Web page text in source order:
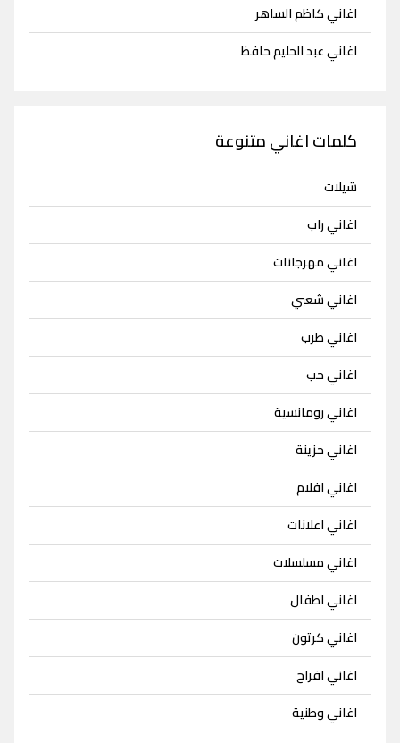
اغاني كاظم الساهر
اغاني عبد الحليم حافظ
كلمات اغاني متنوعة
شيلات
اغاني راب
اغاني مهرجانات
اغاني شعبي
اغاني طرب
اغاني حب
اغاني رومانسية
اغاني حزينة
اغاني افلام
اغاني اعلانات
اغاني مسلسلات
اغاني اطفال
اغاني كرتون
اغاني افراح
اغاني وطنية